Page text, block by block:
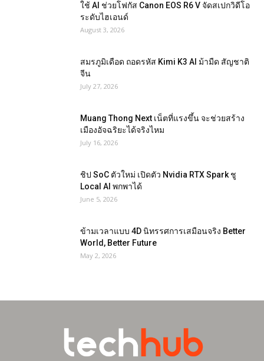
ใช้ AI ช่วยโฟกัส Canon EOS R6 V จัดสเปกวิดีโอ
ระดับไฮเอนด์
August 3, 2026
สมรภูมิเดือด ถอดรหัส Kimi K3 AI ม้ามืด สัญชาติ
จีน
July 27, 2026
Muang Thong Next เน็ตที่แรงขึ้น จะช่วยสร้าง
เมืองอัจฉริยะได้จริงไหม
July 16, 2026
ชิป SoC ตัวใหม่ เปิดตัว Nvidia RTX Spark ชู
Local AI พกพาได้
June 5, 2026
ข้ามเวลาแบบ 4D นิทรรศการเสมือนจริง Better
World, Better Future
May 2, 2026